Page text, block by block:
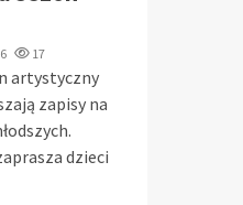
17
artystyczny
zapisy na
dzieci